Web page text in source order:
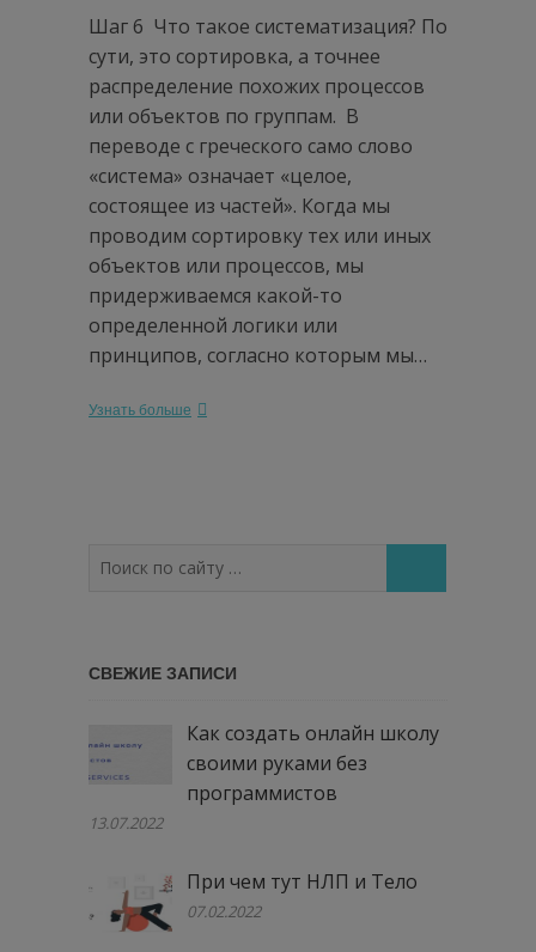
Шаг 6 Что такое систематизация? По
сути, это сортировка, а точнее
распределение похожих процессов
или объектов по группам. В
переводе с греческого само слово
«система» означает «целое,
состоящее из частей». Когда мы
проводим сортировку тех или иных
объектов или процессов, мы
придерживаемся какой-то
определенной логики или
принципов, согласно которым мы…
Узнать больше
по
СВЕЖИЕ ЗАПИСИ
Как создать онлайн школу
своими руками без
программистов
13.07.2022
При чем тут НЛП и Тело
07.02.2022